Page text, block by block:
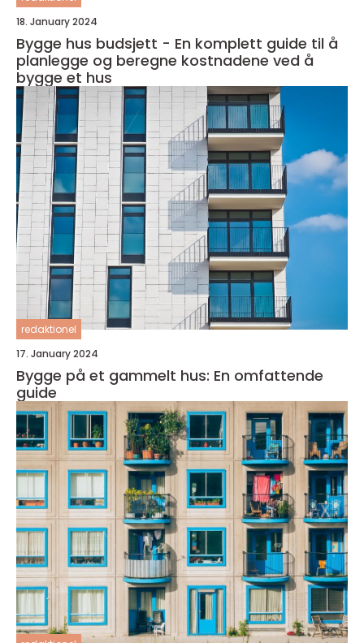
18. January 2024
Bygge hus budsjett - En komplett guide til å
planlegge og beregne kostnadene ved å
bygge et hus
redaktionel
17. January 2024
Bygge på et gammelt hus: En omfattende
guide